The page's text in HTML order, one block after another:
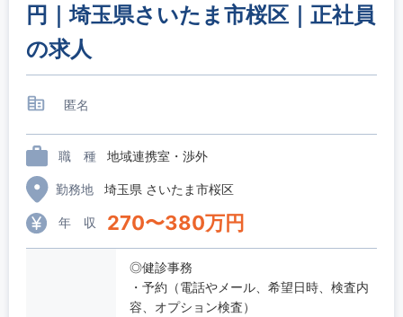
円｜埼玉県さいたま市桜区｜正社員
の求人
匿名
職 種 地域連携室・渉外
勤務地 埼玉県 さいたま市桜区
年 収 270〜380万円
◎健診事務
・予約（電話やメール、希望日時、検査内
容、オプション検査）